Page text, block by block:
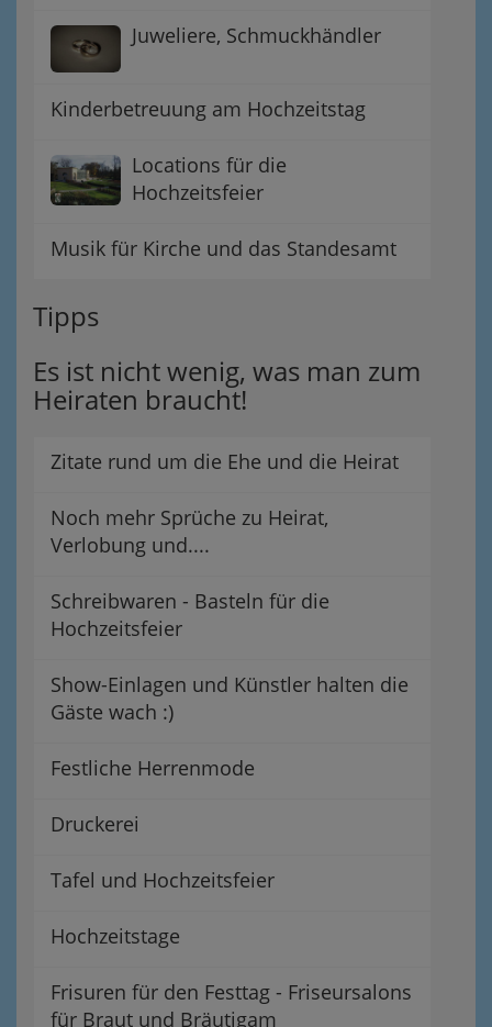
Juweliere, Schmuckhändler
Kinderbetreuung am Hochzeitstag
Locations für die
Hochzeitsfeier
Musik für Kirche und das Standesamt
Tipps
Es ist nicht wenig, was man zum
Heiraten braucht!
Zitate rund um die Ehe und die Heirat
Noch mehr Sprüche zu Heirat,
Verlobung und....
Schreibwaren - Basteln für die
Hochzeitsfeier
Show-Einlagen und Künstler halten die
Gäste wach :)
Festliche Herrenmode
Druckerei
Tafel und Hochzeitsfeier
Hochzeitstage
Frisuren für den Festtag - Friseursalons
für Braut und Bräutigam